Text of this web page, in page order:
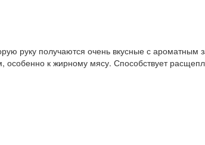
руку получаются очень вкусные с ароматным
к жирному мясу. Способствует